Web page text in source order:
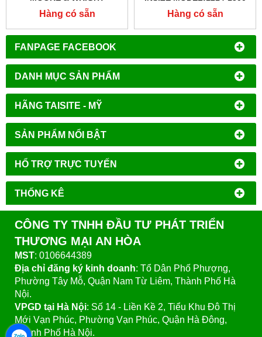
FANPAGE FACEBOOK
DANH MỤC SẢN PHẨM
HÃNG TAISITE - MỸ
SẢN PHẨM NỔI BẬT
HỔ TRỢ TRỰC TUYẾN
THỐNG KÊ
MODEL:MW110-15
Hàng có sẵn Hàng có sẵn
CÔNG TY TNHH ĐẦU TƯ PHÁT TRIỂN
THƯƠNG MẠI AN HÒA
MST: 0106644389
Địa chỉ đăng ký kinh doanh: Tổ Dân Phố Phượng,
Phường Tây Mỗ, Quận Nam Từ Liêm, Thành Phố Hà
Nội.
VPGD tại Hà Nội: Số 14 - Liền Kề 2, Tiểu Khu Đô Thị
Mới Vạn Phúc, Phường Vạn Phúc, Quận Hà Đông,
Thành Phố Hà Nội.